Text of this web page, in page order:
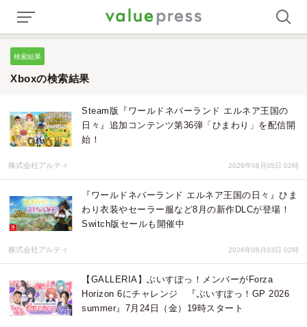
検索結果
Xboxの検索結果
Steam版『ワールドネバーランド エルネア王国の
日々』追加コンテンツ第36弾「ひまわり」を配信開
始！
株式会社アルティ 2026年08月05日 02時
『ワールドネバーランド エルネア王国の日々』ひま
わり衣装やセーラー服など8月の新作DLCが登場！
Switch版セールも開催中
株式会社アルティ 2026年08月03日 02時
【GALLERIA】ぶいすぽっ！メンバーがForza
Horizon 6にチャレンジ 『ぶいすぽっ！GP 2026
summer』7月24日（金）19時スタート